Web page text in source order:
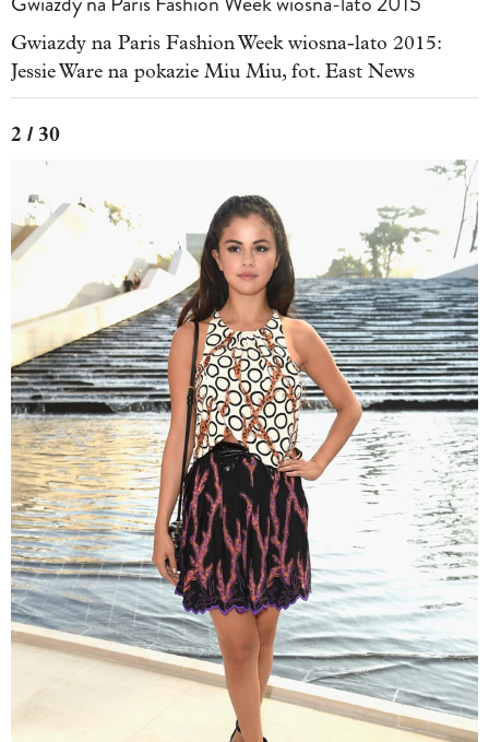
Gwiazdy na Paris Fashion Week wiosna-lato 2015:
Jessie Ware na pokazie Miu Miu, fot. East News
2 / 30